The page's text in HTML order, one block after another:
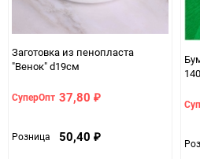
Заготовка из пенопласта
"Венок" d19см
СуперОпт 37,80 ₽
Розница 50,40 ₽